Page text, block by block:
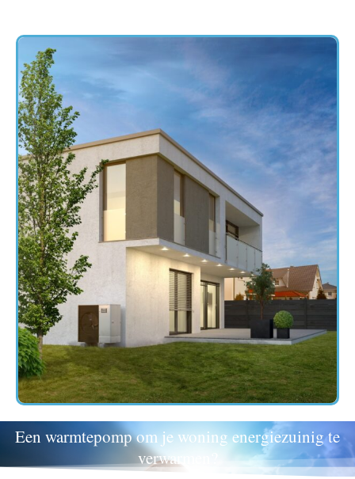
Een warmtepomp om je woning energiezuinig te
verwarmen?